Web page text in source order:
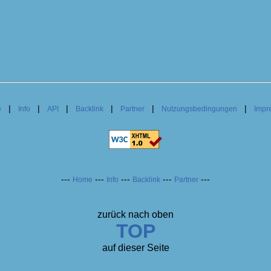
| Info | API | Backlink| Partner| Nutzungsbedingungen |
--- Home --- Info --- Backlink --- Partner ---
zurück nach oben
TOP
auf dieser Seite